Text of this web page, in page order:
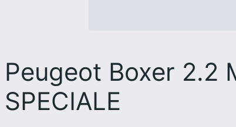
Peugeot Boxer 2.2
SPECIALE